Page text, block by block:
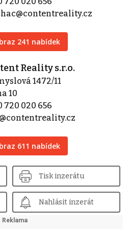
241 nabídek
Reality s.r.o.
1472/11
10
720 020 656
611 nabídek
Tisk inzerátu
Nahlásit inzerát